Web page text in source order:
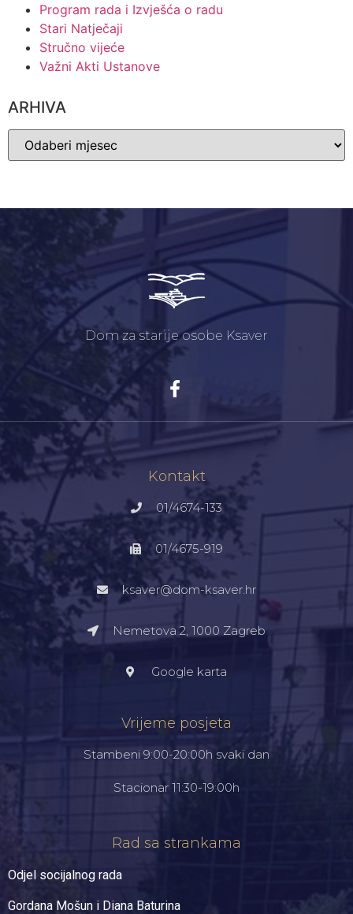
Program rada i Izvješća o radu
Stari Natječaji
Stručno vijeće
Važni Akti Ustanove
ARHIVA
Dom za starije osobe Ksaver
Kontakt
01/4674-133
01/4675-919
ksaver@dom-ksaver.hr
Nemetova 2, 1000 Zagreb​
Google karta
Vrijeme posjeta
Stambeni 9:00-20:00h svaki dan
Stacionar 11:30-19:00h
Rad sa strankama
Odjel socijalnog rada
Gordana Mošun i Diana Baturina